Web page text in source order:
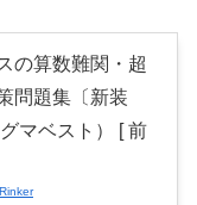
の算数難関・超
問題集〔新装
マベスト） [ 前
Rinker